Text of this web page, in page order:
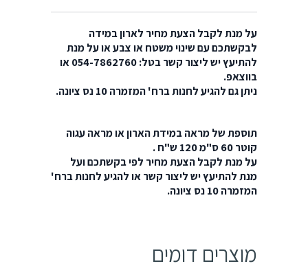
על מנת לקבל הצעת מחיר לארון במידה
לבקשתכם עם שינוי משטח או צבע או על מנת
להתיעץ יש ליצור קשר בטל: 054-7862760 או
בווצאפ.
ניתן גם להגיע לחנות ברח' המזמרה 10 נס ציונה.
תוספת של מראה במידת הארון או מראה עגוה
קוטר 60 ס"מ 120 ש"ח .
על מנת לקבל הצעת מחיר לפי בקשתכם ועל
מנת להתיעץ יש ליצור קשר או להגיע לחנות ברח'
המזמרה 10 נס ציונה.
מוצרים דומים